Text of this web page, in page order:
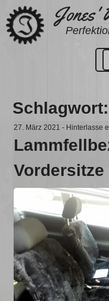
Zum
Inhalt
springen
Jones'
Schlagwort:
27. März 2021 - Hinterlasse